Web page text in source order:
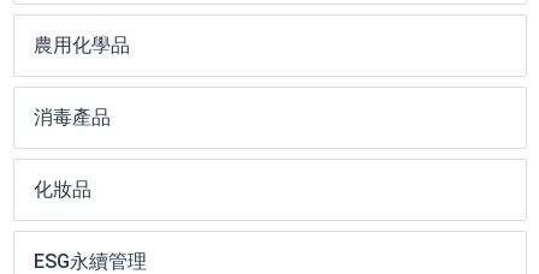
農用化學品
消毒產品
化妝品
ESG永續管理